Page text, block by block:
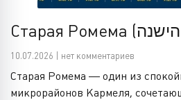
10.07.2026 | нет комментариев
Старая Ромема — один из
микрорайонов Кармеля,